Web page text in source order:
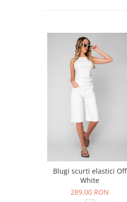
Blugi scurti elastici Off
White
289,00 RON